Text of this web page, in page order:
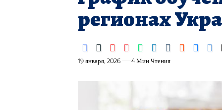
регионах
19 января, 2026 4 Мин Чтения